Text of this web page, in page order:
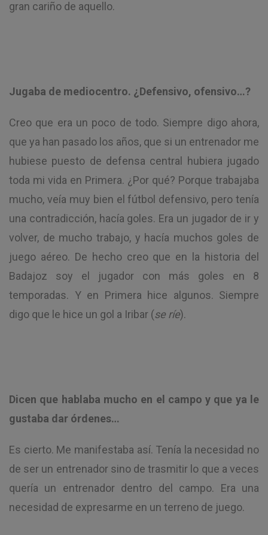
gran cariño de aquello.
Jugaba de mediocentro. ¿Defensivo, ofensivo…?
Creo que era un poco de todo. Siempre digo ahora,
que ya han pasado los años, que si un entrenador me
hubiese puesto de defensa central hubiera jugado
toda mi vida en Primera. ¿Por qué? Porque trabajaba
mucho, veía muy bien el fútbol defensivo, pero tenía
una contradicción, hacía goles. Era un jugador de ir y
volver, de mucho trabajo, y hacía muchos goles de
juego aéreo. De hecho creo que en la historia del
Badajoz soy el jugador con más goles en 8
temporadas. Y en Primera hice algunos. Siempre
digo que le hice un gol a Iribar (se ríe).
Dicen que hablaba mucho en el campo y que ya le
gustaba dar órdenes…
Es cierto. Me manifestaba así. Tenía la necesidad no
de ser un entrenador sino de trasmitir lo que a veces
quería un entrenador dentro del campo. Era una
necesidad de expresarme en un terreno de juego.